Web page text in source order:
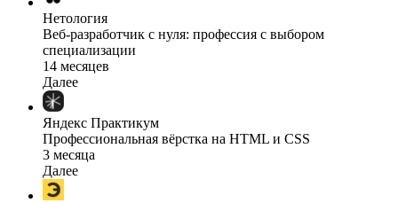
Нетология
Веб-разработчик с нуля: профессия с выбором
специализации
14 месяцев
Далее
Яндекс Практикум
Профессиональная вёрстка на HTML и CSS
3 месяца
Далее